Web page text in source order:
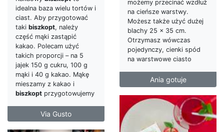
idealna baza wielu tortów i
ciast. Aby przygotować
taki biszkopt, należy
część mąki zastąpić
kakao. Polecam użyć
takich proporcji – na 5
jajek 150 g cukru, 100 g
mąki i 40 g kakao. Mąkę
mieszamy z kakao i
biszkopt przygotowujemy
Via Gusto
możemy przecinać wzdłuż
na cieńsze warstwy.
Możesz także użyć dużej
blachy 25 x 35 cm.
Otrzymasz wówczas
pojedynczy, cienki spód
na warstwowe ciasto
Ania gotuje